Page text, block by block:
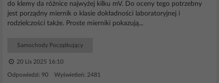
do klemy da różnice najwyżej kilku mV. Do oceny tego potrzebny
jest porządny miernik o klasie dokładności laboratoryjnej i
rodzielczości także. Proste mierniki pokazują...
Samochody Początkujący
20 Lis 2025 16:10
Odpowiedzi: 90 Wyświetleń: 2481